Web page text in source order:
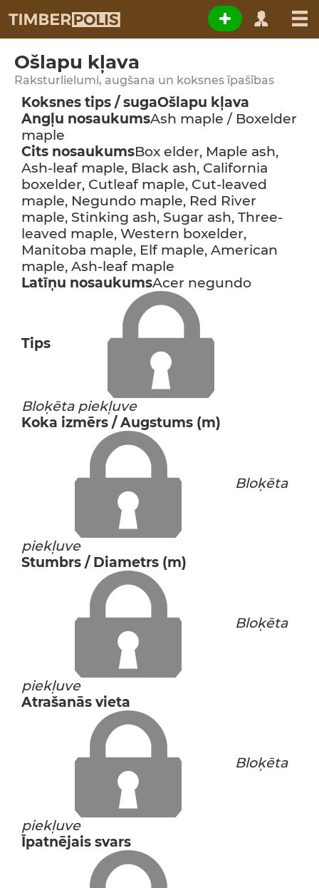
Ošlapu kļava
Raksturlielumi, augšana un koksnes īpašības
Koksnes tips / sugaOšlapu kļava
Angļu nosaukumsAsh maple / Boxelder
maple
Cits nosaukumsBox elder, Maple ash,
Ash-leaf maple, Black ash, California
boxelder, Cutleaf maple, Cut-leaved
maple, Negundo maple, Red River
maple, Stinking ash, Sugar ash, Three-
leaved maple, Western boxelder,
Manitoba maple, Elf maple, American
maple, Ash-leaf maple
Latīņu nosaukumsAcer negundo
Tips
Bloķēta piekļuve
Koka izmērs / Augstums (m)
Bloķēta
piekļuve
Stumbrs / Diametrs (m)
Bloķēta
piekļuve
Atrašanās vieta
Bloķēta
piekļuve
Īpatnējais svars